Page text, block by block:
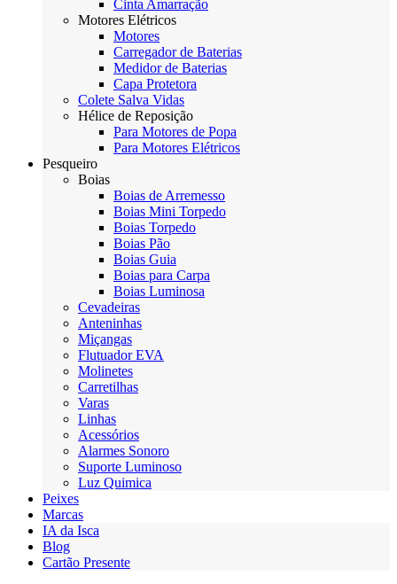
Cinta Amarração
Motores Elétricos
Motores
Carregador de Baterias
Medidor de Baterias
Capa Protetora
Colete Salva Vidas
Hélice de Reposição
Para Motores de Popa
Para Motores Elétricos
Pesqueiro
Boias
Boias de Arremesso
Boias Mini Torpedo
Boias Torpedo
Boias Pão
Boias Guia
Boias para Carpa
Boias Luminosa
Cevadeiras
Anteninhas
Miçangas
Flutuador EVA
Molinetes
Carretilhas
Varas
Linhas
Acessórios
Alarmes Sonoro
Suporte Luminoso
Luz Quimica
Peixes
Marcas
IA da Isca
Blog
Cartão Presente